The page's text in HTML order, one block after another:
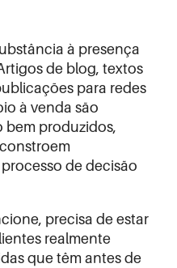
à presença
de blog, textos
para redes
à venda são
bem produzidos,
de decisão
precisa de estar
realmente
que têm antes de